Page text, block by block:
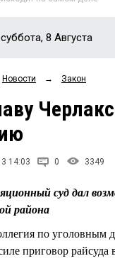
8 Августа
Новости → Закон
14:03 0 3349
суд дал
района
по уголовным
приговор